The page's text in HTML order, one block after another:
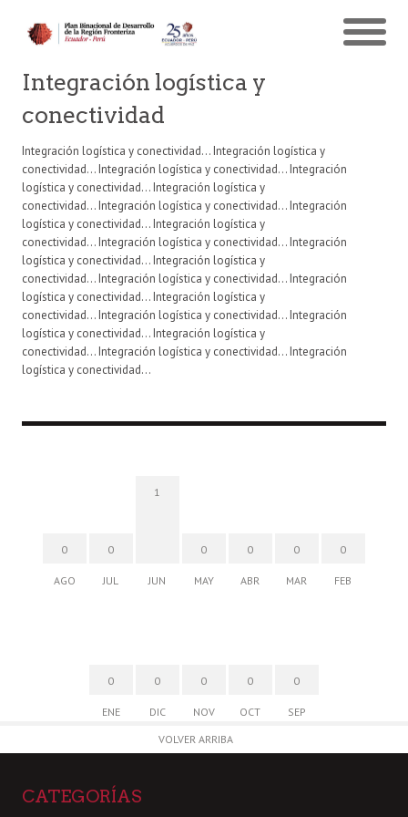
Integración logística y
conectividad
Integración logística y conectividad… Integración logística y
conectividad… Integración logística y conectividad… Integración
logística y conectividad… Integración logística y
conectividad… Integración logística y conectividad… Integración
logística y conectividad… Integración logística y
conectividad… Integración logística y conectividad… Integración
logística y conectividad… Integración logística y
conectividad… Integración logística y conectividad… Integración
logística y conectividad… Integración logística y
conectividad… Integración logística y conectividad… Integración
logística y conectividad… Integración logística y
conectividad… Integración logística y conectividad… Integración
logística y conectividad…
0
AGO
0
JUL
1
JUN
0
MAY
0
ABR
0
MAR
0
FEB
0
ENE
0
DIC
0
NOV
0
OCT
0
SEP
VOLVER ARRIBA
CATEGORÍAS